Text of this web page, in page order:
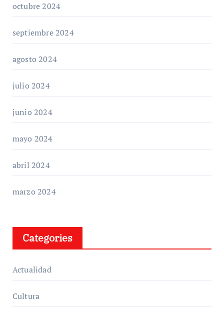
octubre 2024
septiembre 2024
agosto 2024
julio 2024
junio 2024
mayo 2024
abril 2024
marzo 2024
Categories
Actualidad
Cultura